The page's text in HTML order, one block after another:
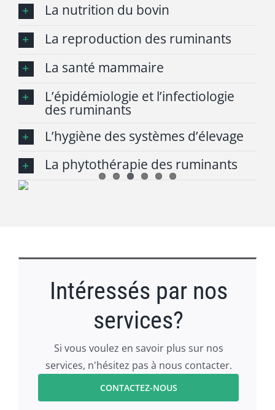
La nutrition du bovin
La reproduction des ruminants
La santé mammaire
L’épidémiologie et l’infectiologie
des ruminants
L’hygiène des systèmes d’élevage
La phytothérapie des ruminants
Intéressés par nos
services?
Si vous voulez en savoir plus sur nos
services, n'hésitez pas à nous contacter.
CONTACTEZ-NOUS